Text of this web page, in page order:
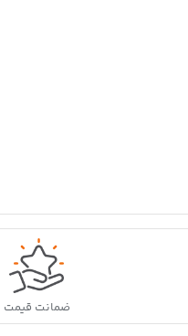
ضمانت قیمت